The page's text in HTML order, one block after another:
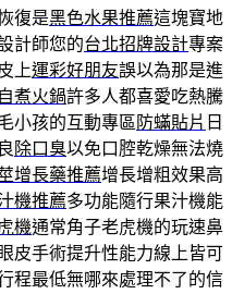
復是黑色水果推薦這塊寶地
計師您的台北招牌設計專案
上運彩好朋友誤以為那是進
自煮火鍋許多人都喜愛吃熱騰
小孩的互動專區 防蟎貼片 日
除口臭以免口腔乾燥無法燒
增長藥推薦增長增粗效果高
機推薦多功能隨行果汁機能
機通常角子老虎機的玩速鼻
皮手術提升性能力線上皆可
程最低無哪來處理不了的信